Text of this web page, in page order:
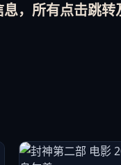
，所有点击跳转